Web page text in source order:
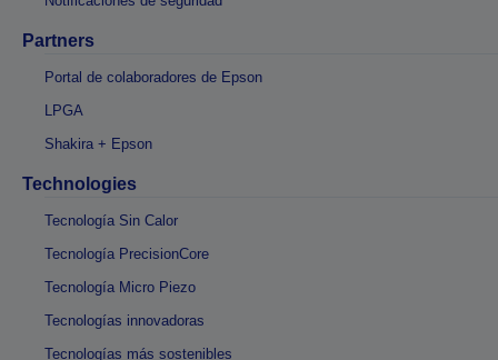
Partners
Portal de colaboradores de Epson
LPGA
Shakira + Epson
Technologies
Tecnología Sin Calor
Tecnología PrecisionCore
Tecnología Micro Piezo
Tecnologías innovadoras
Tecnologías más sostenibles